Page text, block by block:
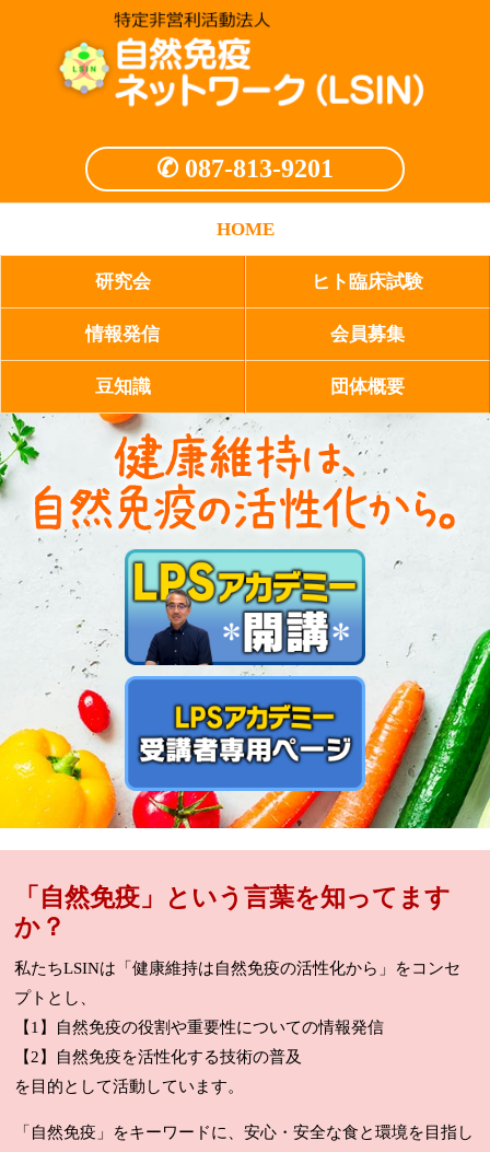
✆ 087-813-9201
HOME
研究会 ヒト臨床試験
情報発信 会員募集
豆知識 団体概要
「自然免疫」という言葉を知ってます
か？
私たちLSINは「健康維持は自然免疫の活性化から」をコンセ
プトとし、
【1】自然免疫の役割や重要性についての情報発信
【2】自然免疫を活性化する技術の普及
を目的として活動しています。
「自然免疫」をキーワードに、安心・安全な食と環境を目指し